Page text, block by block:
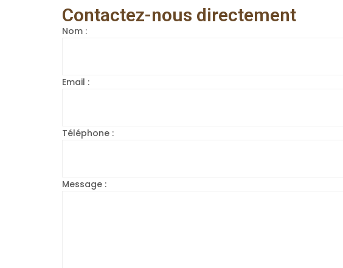
Contactez-nous directement
Nom :
Email :
Téléphone :
Message :